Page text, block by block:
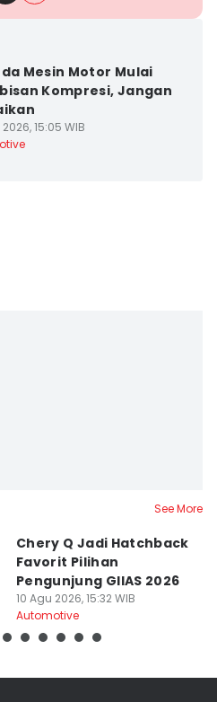
Mesin Motor Mulai
Kompresi, Jangan
15:05 WIB
See More
Chery Q Jadi Hatchback
Favorit Pilihan
Pengunjung GIIAS 2026
10 Agu 2026, 15:32 WIB
Automotive